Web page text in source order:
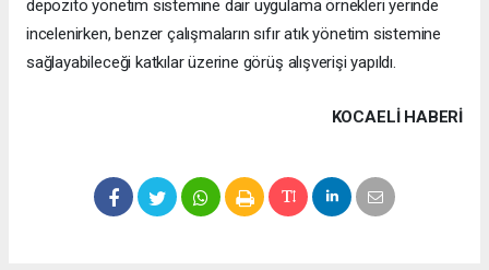
depozito yönetim sistemine dair uygulama örnekleri yerinde
incelenirken, benzer çalışmaların sıfır atık yönetim sistemine
sağlayabileceği katkılar üzerine görüş alışverişi yapıldı.
KOCAELI HABERİ